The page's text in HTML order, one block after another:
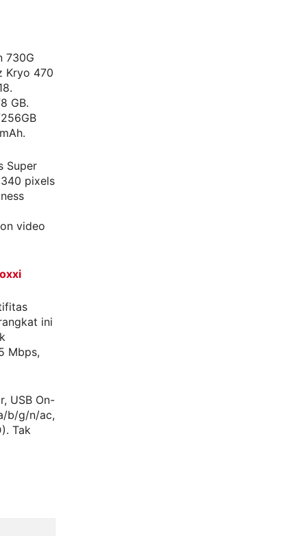
730G
Kryo 470
GB.
Super
pixels
video
ini
Mbps,
USB On-
b/g/n/ac,
Tak